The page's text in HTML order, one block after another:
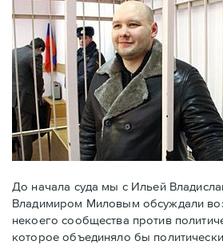
До начала суда мы с Ильей
Владимиром Миловым обсуждали
некоего сообщества против
которое объединяло бы